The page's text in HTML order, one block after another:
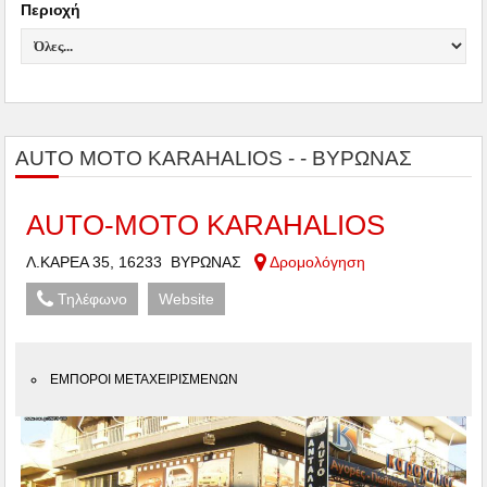
Περιοχή
AUTO MOTO KARAHALIOS - - ΒΥΡΩΝΑΣ
AUTO-MOTO KARAHALIOS
Λ.ΚΑΡΕΑ 35, 16233 ΒΥΡΩΝΑΣ Δρομολόγηση
Τηλέφωνο Website
ΕΜΠΟΡΟΙ ΜΕΤΑΧΕΙΡΙΣΜΕΝΩΝ